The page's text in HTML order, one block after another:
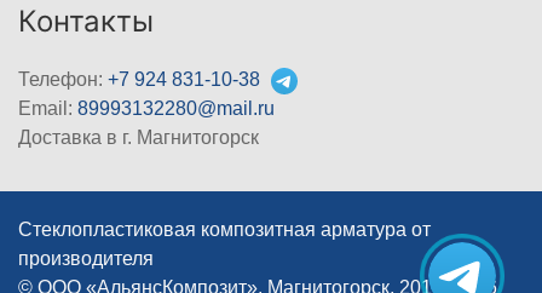
Контакты
Телефон: +7 924 831-10-38
Email: 89993132280@mail.ru
Доставка в г. Магнитогорск
Стеклопластиковая композитная арматура от
производителя
© ООО «АльянсКомпозит», Магнитогорск, 2012–2026